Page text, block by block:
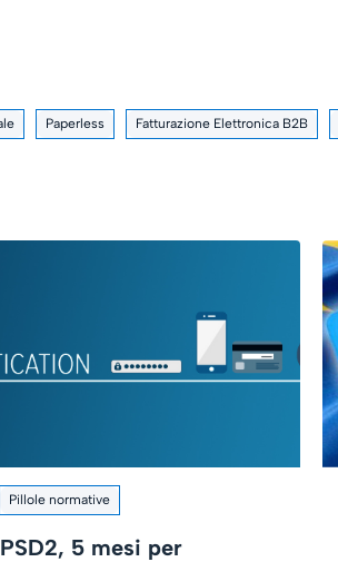
Paperless Fatturazione Elettronica B2B
Pillole normative
PSD2, 5 mesi per